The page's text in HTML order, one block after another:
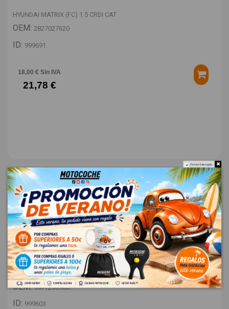
HYUNDAI MATRIX (FC) 1.5 CRDI CAT
OEM: 2827027620
ID: 999691
18,00 € Sin IVA
21,78 €
TAPA EXTERIOR COMBUSTIBLE 9677268980
PEUGEOT 308 STYLE
OEM:9677268980
ID: 999603
Do not show again.